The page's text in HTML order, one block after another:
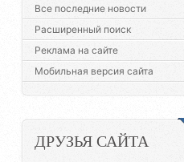
Все последние новости
Расширенный поиск
Реклама на сайте
Мобильная версия сайта
ДРУЗЬЯ САЙТА